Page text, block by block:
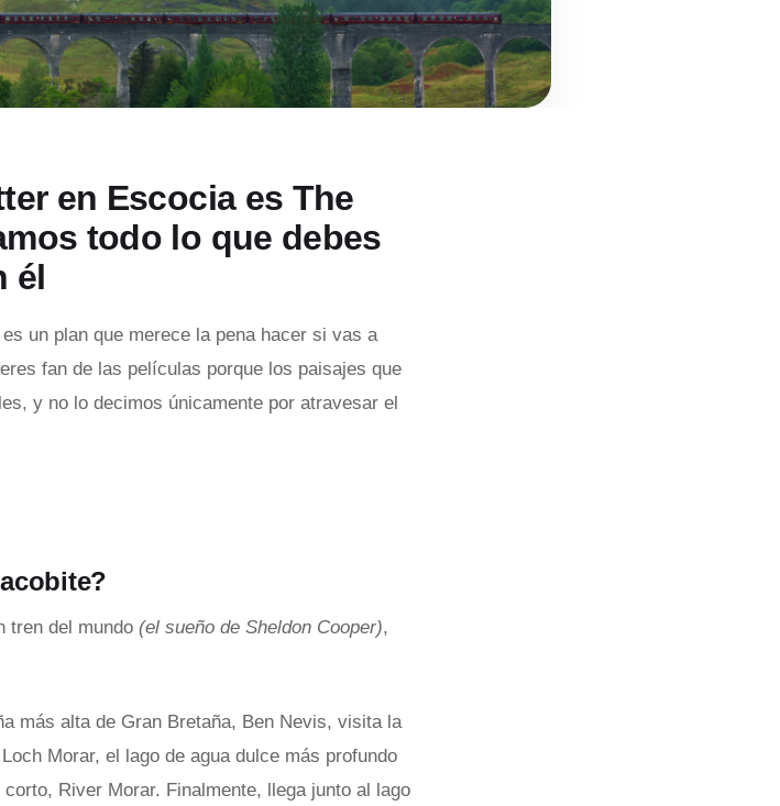
en Escocia es The
todo lo que debes
él
es un plan que merece la pena hacer si vas a
fan de las películas porque los paisajes que
y no lo decimos únicamente por atravesar el
tren del mundo (el sueño de Sheldon Cooper),
más alta de Gran Bretaña, Ben Nevis, visita la
Morar, el lago de agua dulce más profundo
River Morar. Finalmente, llega junto al lago